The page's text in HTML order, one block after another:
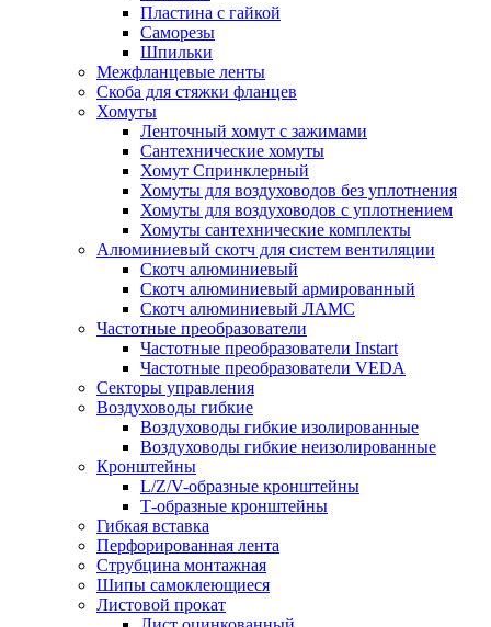
Пластина с гайкой
Саморезы
Шпильки
Межфланцевые ленты
Скоба для стяжки фланцев
Хомуты
Ленточный хомут с зажимами
Сантехнические хомуты
Хомут Спринклерный
Хомуты для воздуховодов без уплотнения
Хомуты для воздуховодов с уплотнением
Хомуты сантехнические комплекты
Алюминиевый скотч для систем вентиляции
Скотч алюминиевый
Скотч алюминиевый армированный
Скотч алюминиевый ЛАМС
Частотные преобразователи
Частотные преобразователи Instart
Частотные преобразователи VEDA
Секторы управления
Воздуховоды гибкие
Воздуховоды гибкие изолированные
Воздуховоды гибкие неизолированные
Кронштейны
L/Z/V-образные кронштейны
Т-образные кронштейны
Гибкая вставка
Перфорированная лента
Струбцина монтажная
Шипы самоклеющиеся
Листовой прокат